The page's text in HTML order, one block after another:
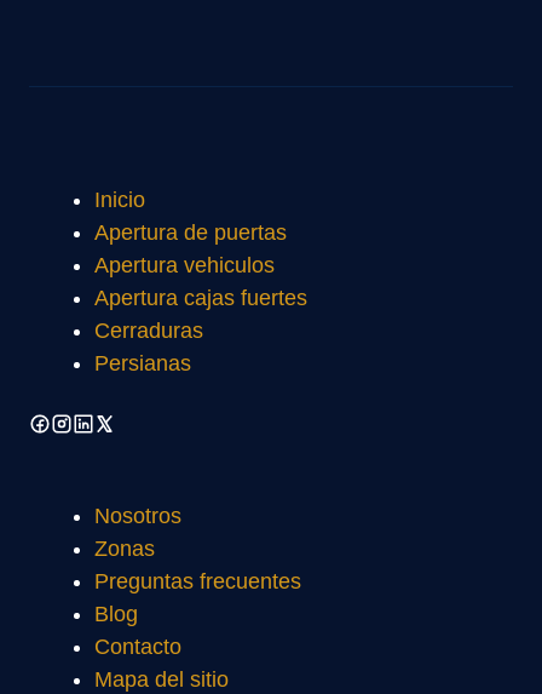
Inicio
Apertura de puertas
Apertura vehiculos
Apertura cajas fuertes
Cerraduras
Persianas
Nosotros
Zonas
Preguntas frecuentes
Blog
Contacto
Mapa del sitio